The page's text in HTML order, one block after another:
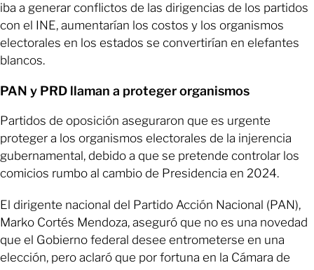
iba a generar conflictos de las dirigencias de los partidos
con el INE, aumentarían los costos y los organismos
electorales en los estados se convertirían en elefantes
blancos.
PAN y PRD llaman a proteger organismos
Partidos de oposición aseguraron que es urgente
proteger a los organismos electorales de la injerencia
gubernamental, debido a que se pretende controlar los
comicios rumbo al cambio de Presidencia en 2024.
El dirigente nacional del Partido Acción Nacional (PAN),
Marko Cortés Mendoza, aseguró que no es una novedad
que el Gobierno federal desee entrometerse en una
elección, pero aclaró que por fortuna en la Cámara de